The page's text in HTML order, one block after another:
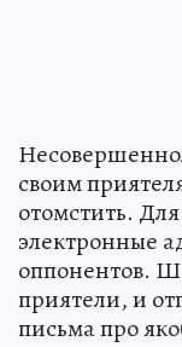
своим
отомстить.
электронные
оппонентов.
приятели, и
письма про